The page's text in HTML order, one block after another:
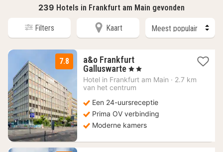
239 Hotels in Frankfurt am Main gevonden
Filters Kaart
7.8
a&o Frankfurt
Galluswarte 2
nachten
vanaf
€
, 2 Sterren
Hotel in Frankfurt am Main · 2.7 km
van het centrum
Een 24-uursreceptie
Prima OV verbinding
Moderne kamers